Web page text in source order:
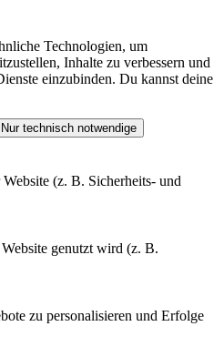
Technologien, um
Inhalte zu verbessern und
einzubinden. Du kannst deine
Nur technisch notwendige
(z. B. Sicherheits- und
genutzt wird (z. B.
zu personalisieren und Erfolge